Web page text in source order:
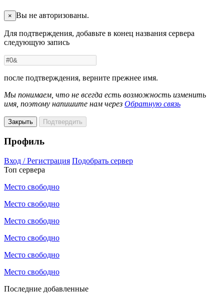
× Вы не авторизованы.
Для подтверждения, добавьте в конец названия сервера
следующую запись
после подтверждения, верните прежнее имя.
Мы понимаем, что не всегда есть возможность изменить
имя, поэтому напишите нам через Обратную связь
Закрыть Подтвердить
Профиль
Вход / Регистрация Подобрать сервер
Топ сервера
Место свободно
Место свободно
Место свободно
Место свободно
Место свободно
Место свободно
Последние добавленные